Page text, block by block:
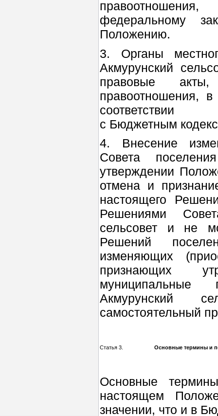
федеральному
Положению.
3. Органы
Акмурунский
правовые
правоотношения,
соответствии
с Бюджетным
4. Внесение
Совета
утверждении
отмена и
настоящего
Решениями
сельсовет и не
Решений
изменяющих
признающих
муниципальные
Акмурунский
самостоятельный
Статья 3. Основные термины и
Основные
настоящем
значении, что и в